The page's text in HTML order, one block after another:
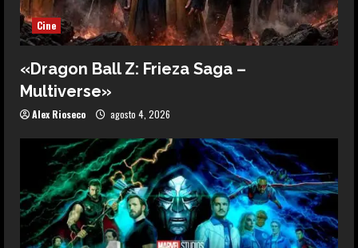
Cine
«Dragon Ball Z: Frieza Saga –
Multiverse»
Alex Rioseco agosto 4, 2026